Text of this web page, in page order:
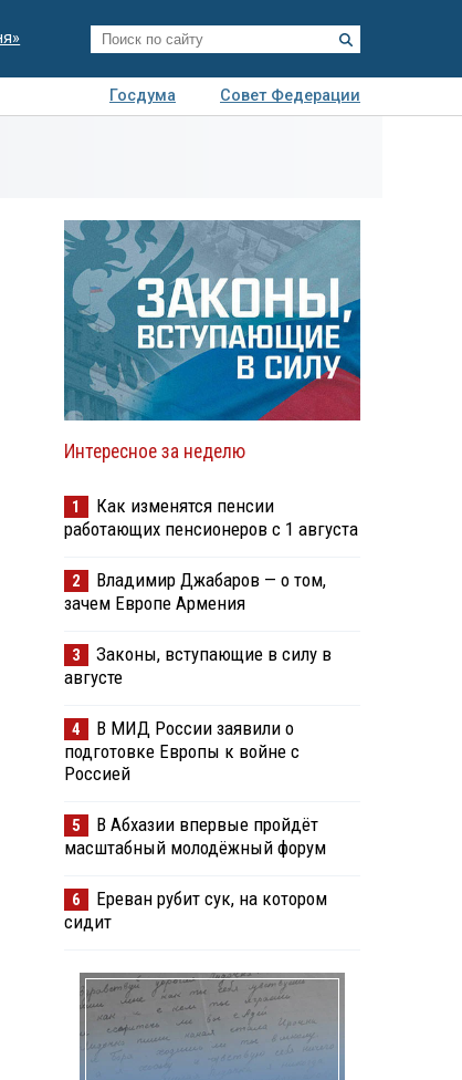
Госдума
Совет Федерации
Интересное за неделю
1
Как изменятся пенсии
работающих пенсионеров с 1 августа
2
Владимир Джабаров — о том,
зачем Европе Армения
3
Законы, вступающие в силу в
августе
4
В МИД России заявили о
подготовке Европы к войне с
Россией
5
В Абхазии впервые пройдёт
масштабный молодёжный форум
6
Ереван рубит сук, на котором
сидит